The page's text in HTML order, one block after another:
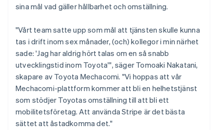
sina mål vad gäller hållbarhet och omställning.
"Vårt team satte upp som mål att tjänsten skulle kunna
tas i drift inom sex månader, (och) kollegor i min närhet
sade: 'Jag har aldrig hört talas om en så snabb
utvecklingstid inom Toyota'", säger Tomoaki Nakatani,
skapare av Toyota Mechacomi. "Vi hoppas att vår
Mechacomi-plattform kommer att bli en helhetstjänst
som stödjer Toyotas omställning till att bli ett
mobilitetsföretag. Att använda Stripe är det bästa
sättet att åstadkomma det."